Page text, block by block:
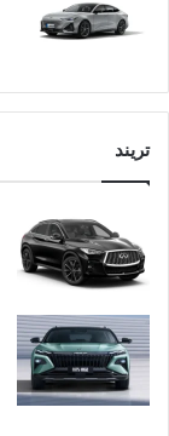
تريند